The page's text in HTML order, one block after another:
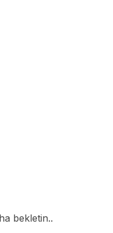
bekletin..